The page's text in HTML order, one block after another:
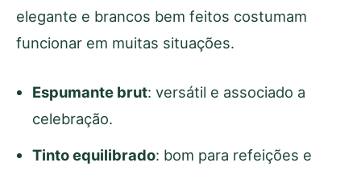
elegante e brancos bem feitos costumam
funcionar em muitas situações.
Espumante brut: versátil e associado a
celebração.
Tinto equilibrado: bom para refeições e